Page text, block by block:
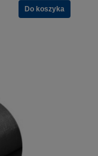
Do koszyka